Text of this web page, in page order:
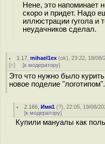
Нене, это напоминает
скоро и придет. Надо
иллюстрации гугола и
неудачников сделал.
1.17 ,mihael1ex (ok), 23:22, 18/08/
[↑] [к модератору]
Это что нужно было
новое поделие
2.166 ,Имя1 (?), 22:05, 19/08/
[к модератору]
Купили мануалы как